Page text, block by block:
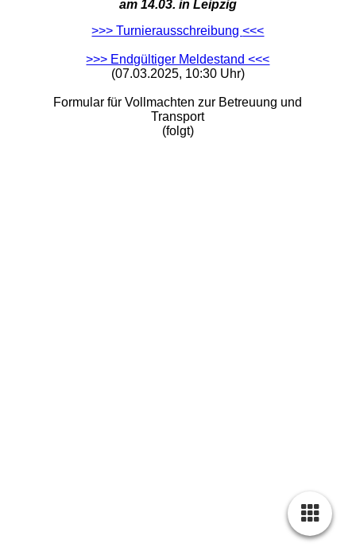
am 14.03. in Leipzig
>>> Turnierausschreibung<<<
>>> Endgültiger Meldestand <<<
(07.03.2025, 10:30 Uhr)
Formular für Vollmachten zur Betreuung und
Transport
(folgt)